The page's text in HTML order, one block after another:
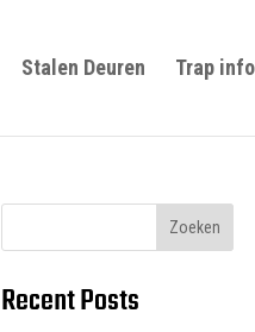
Stalen Deuren Trap info
Zoeken
Recent Posts